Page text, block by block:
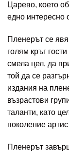
Царево, което
едно интересно
Пленерът се
голям кръг
смела цел, да
той да се
издания на
възрастови
таланти, като
поколение
Пленерът